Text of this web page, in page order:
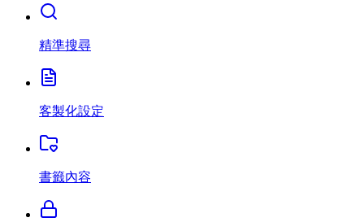
精準搜尋
客製化設定
書籤內容